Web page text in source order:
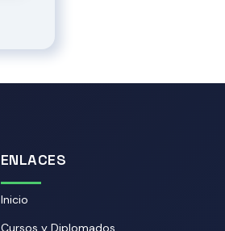
ENLACES
Inicio
Cursos y Diplomados